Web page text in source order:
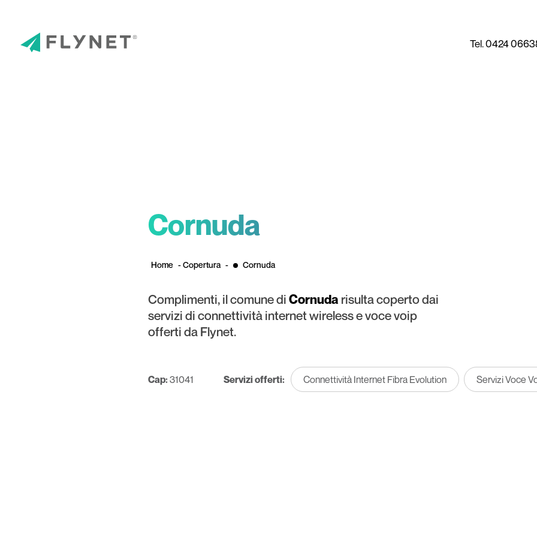
Tel. 0424
Cornuda
Home -Copertura - Cornuda
Complimenti, il comune diCornuda risulta coperto dai
servizi di connettività internet wireless e voce voip
offerti da Flynet.
Cap:31041 Servizi offerti: Connettività Internet Fibra Evolution Servizi Voce